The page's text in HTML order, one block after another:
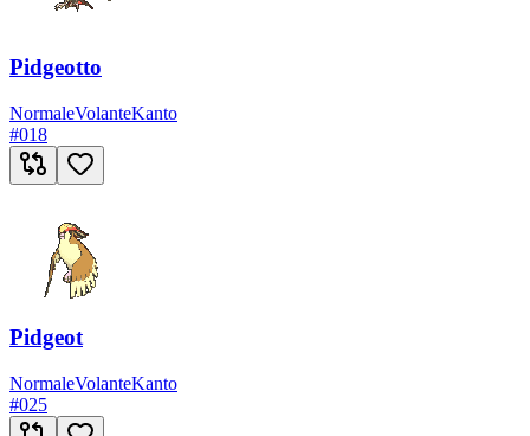
Pidgeotto
NormaleVolanteKanto
#018
Pidgeot
NormaleVolanteKanto
#025